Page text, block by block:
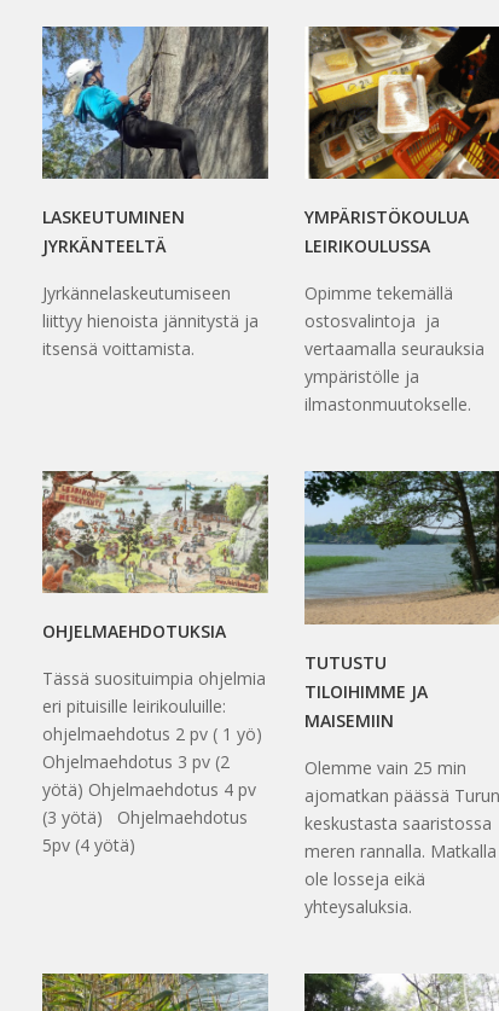
LASKEUTUMINEN
JYRKÄNTEELTÄ
Jyrkännelaskeutumiseen
liittyy hienoista jännitystä ja
itsensä voittamista.
YMPÄRISTÖKOULUA
LEIRIKOULUSSA
Opimme tekemällä
ostosvalintoja ja
vertaamalla seurauksia
ympäristölle ja
ilmastonmuutokselle.
OHJELMAEHDOTUKSIA
Tässä suosituimpia ohjelmia
eri pituisille leirikouluille:
ohjelmaehdotus 2 pv ( 1 yö)
Ohjelmaehdotus 3 pv (2
yötä) Ohjelmaehdotus 4 pv
(3 yötä) Ohjelmaehdotus
5pv (4 yötä)
TUTUSTU
TILOIHIMME JA
MAISEMIIN
Olemme vain 25 min
ajomatkan päässä Turun
keskustasta saaristossa
meren rannalla. Matkalla
ole losseja eikä
yhteysaluksia.